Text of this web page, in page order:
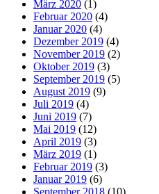
März 2020 (1)
Februar 2020 (4)
Januar 2020 (4)
Dezember 2019 (4)
November 2019 (2)
Oktober 2019 (3)
September 2019 (5)
August 2019 (9)
Juli 2019 (4)
Juni 2019 (7)
Mai 2019 (12)
April 2019 (3)
März 2019 (1)
Februar 2019 (3)
Januar 2019 (6)
September 2018 (10)